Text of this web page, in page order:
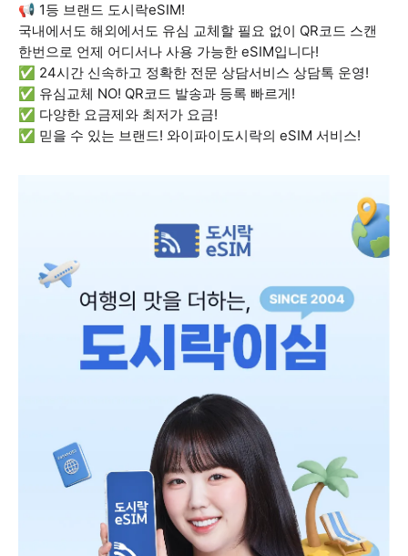
📢 1등 브랜드 도시락eSIM!
국내에서도 해외에서도 유심 교체할 필요 없이 QR코드 스캔
한번으로 언제 어디서나 사용 가능한 eSIM입니다!
✅ 24시간 신속하고 정확한 전문 상담서비스 상담톡 운영!
✅ 유심교체 NO! QR코드 발송과 등록 빠르게!
✅ 다양한 요금제와 최저가 요금!
✅ 믿을 수 있는 브랜드! 와이파이도시락의 eSIM 서비스!